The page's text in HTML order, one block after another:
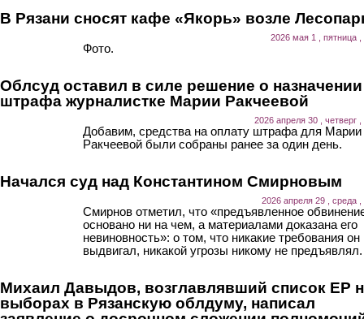
В Рязани сносят кафе «Якорь» возле
2026 мая 1 , пятница ,
Фото.
Облсуд оставил в силе решение о назначении
штрафа журналистке Марии Ракчеевой
2026 апреля 30 , четверг ,
Добавим, средства на оплату штрафа для Марии
Ракчеевой были собраны ранее за один день.
Начался суд над Константином Смирновым
2026 апреля 29 , среда ,
Смирнов отметил, что «предъявленное
основано ни на чем, а материалами доказана его
невиновность»: о том, что никакие требования он
выдвигал, никакой угрозы никому не предъявлял.
Михаил Давыдов, возглавлявший список ЕР
выборах в Рязанскую облдуму, написал